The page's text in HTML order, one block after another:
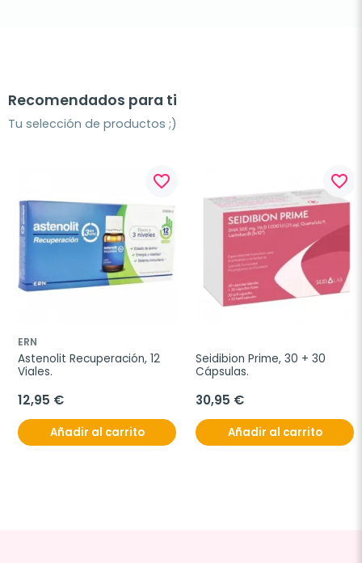
Recomendados para ti
Tu selección de productos ;)
favorite_border
ERN
Astenolit Recuperación, 12
Viales.
12,95 €
Añadir al carrito
favorite_border
Seidibion Prime, 30 + 30
Cápsulas.
30,95 €
Añadir al carrito